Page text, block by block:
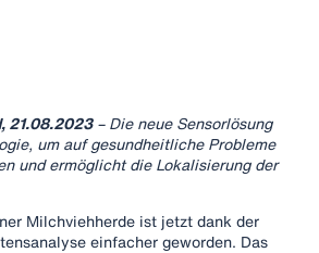
21.08.2023– Die neue Sensorlösung
um auf gesundheitliche Probleme
und ermöglicht die Lokalisierung der
Milchviehherde ist jetzt dank der
einfacher geworden. Das